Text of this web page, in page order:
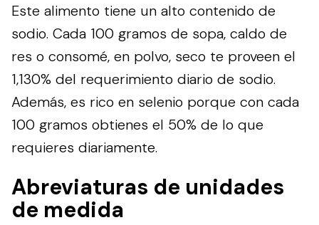
Este alimento tiene un alto contenido de
sodio. Cada 100 gramos de sopa, caldo de
res o consomé, en polvo, seco te proveen el
1,130% del requerimiento diario de sodio.
Además, es rico en selenio porque con cada
100 gramos obtienes el 50% de lo que
requieres diariamente.
Abreviaturas de unidades
de medida